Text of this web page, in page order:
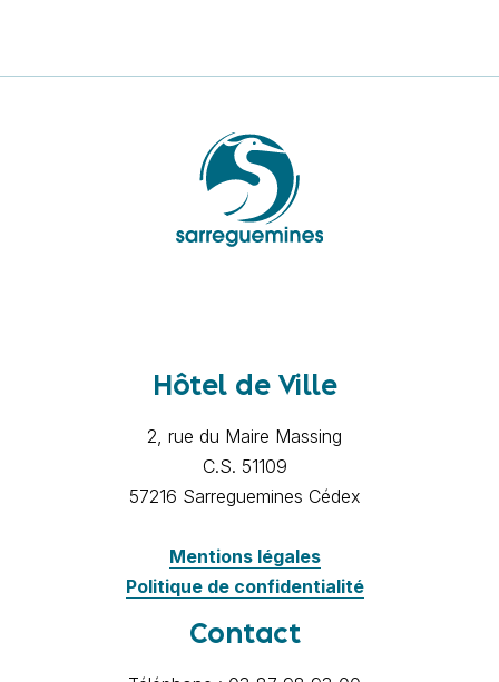
Hôtel de Ville
2, rue du Maire Massing
C.S. 51109
57216 Sarreguemines Cédex
Mentions légales
Politique de confidentialité
Contact